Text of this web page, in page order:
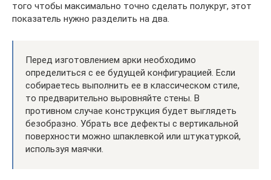
того чтобы максимально точно сделать полукруг, этот
показатель нужно разделить на два.
Перед изготовлением арки необходимо
определиться с ее будущей конфигурацией. Если
собираетесь выполнить ее в классическом стиле,
то предварительно выровняйте стены. В
противном случае конструкция будет выглядеть
безобразно. Убрать все дефекты с вертикальной
поверхности можно шпаклевкой или штукатуркой,
используя маячки.